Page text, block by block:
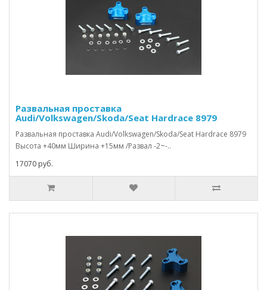
Развальная проставка
Audi/Volkswagen/Skoda/Seat Hardrace 8979
Развальная проставка Audi/Volkswagen/Skoda/Seat Hardrace 8979
Высота +40мм Ширина +15мм /Развал -2~-..
17070 руб.